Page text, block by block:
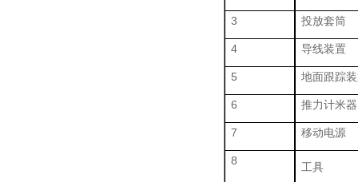
3 投放套筒
4 导线装置
5 地面跟踪
6 推力计米器
7 移动电源
8 工具